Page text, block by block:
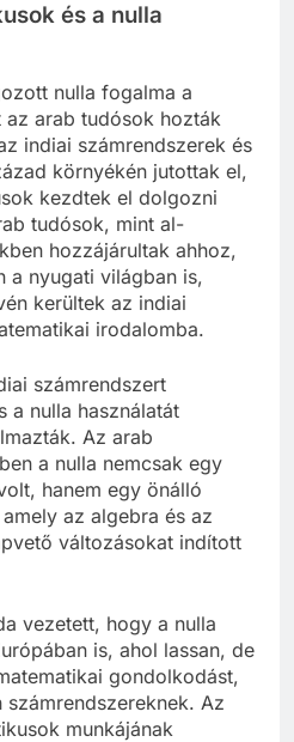
és a nulla
nulla fogalma a
arab tudósok hozták
indiai számrendszerek és
környékén jutottak el,
kezdtek el dolgozni
tudósok, mint al-
hozzájárultak ahhoz,
a nyugati világban is,
kerültek az indiai
irodalomba.
számrendszert
a nulla használatát
Az arab
a nulla nemcsak egy
hanem egy önálló
az algebra és az
változásokat indított
vezetett, hogy a nulla
is, ahol lassan, de
gondolkodást,
Az
munkájának